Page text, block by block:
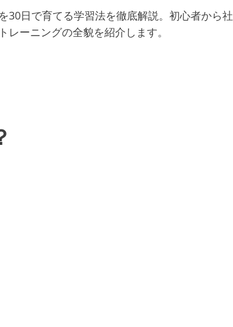
30日で育てる学習法を徹底解説。初心者から社
ーニングの全貌を紹介します。